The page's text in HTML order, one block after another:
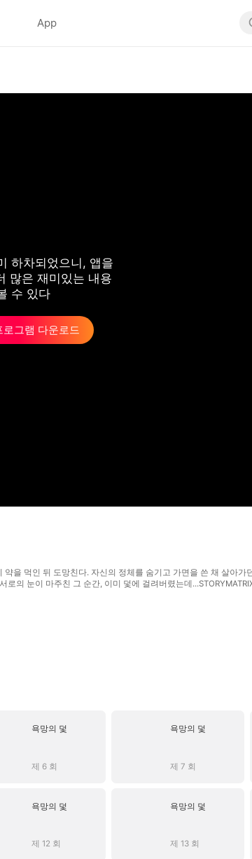
App
하차되었으니, 앱을
많은 재미있는 내용
수 있다
로그램 다운로드
을 먹인 뒤 도망친다. 자신의 정체를 숨기고 가면을 쓴 채 살아
의 눈이 마주친 그 순간, 이미 덫에 걸려버렸는데
욕망의 덫
제 6 회
욕망의 덫
제 7 회
욕망의 덫
제 12 회
욕망의 덫
제 13 회